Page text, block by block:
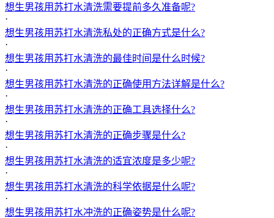
想生男孩用苏打水清洗需要提前多久准备呢?
·
想生男孩用苏打水清洗私处的正确方式是什么?
·
想生男孩用苏打水清洗的最佳时间是什么时候?
·
想生男孩用苏打水清洗的正确使用方法详解是什么?
·
想生男孩用苏打水清洗的正确工具选择什么?
·
想生男孩用苏打水清洗的正确步骤是什么?
·
想生男孩用苏打水清洗的适宜浓度是多少呢?
·
想生男孩用苏打水清洗的科学依据是什么呢?
·
想生男孩用苏打水冲洗的正确姿势是什么呢?